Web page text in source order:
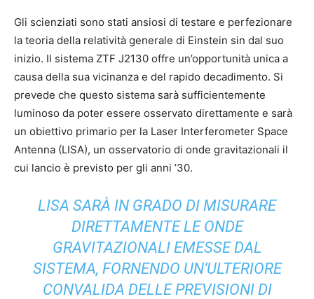
Gli scienziati sono stati ansiosi di testare e perfezionare
la teoria della relatività generale di Einstein sin dal suo
inizio. Il sistema ZTF J2130 offre un’opportunità unica a
causa della sua vicinanza e del rapido decadimento. Si
prevede che questo sistema sarà sufficientemente
luminoso da poter essere osservato direttamente e sarà
un obiettivo primario per la Laser Interferometer Space
Antenna (LISA), un osservatorio di onde gravitazionali il
cui lancio è previsto per gli anni ’30.
LISA SARÀ IN GRADO DI MISURARE
DIRETTAMENTELE ONDE
GRAVITAZIONALI EMESSE DAL
SISTEMA, FORNENDO UN’ULTERIORE
CONVALIDA DELLE PREVISIONI DI